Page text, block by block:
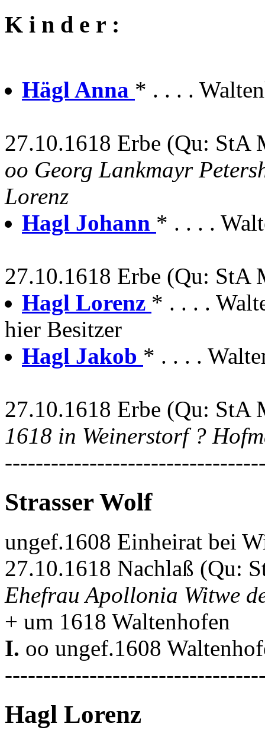
K i n d e r :
Hägl Anna * . . . .
27.10.1618 Erbe (Qu: StA
oo Georg Lankmayr
Lorenz
Hagl Johann * . . . .
27.10.1618 Erbe (Qu: StA
Hagl Lorenz * . . . .
hier Besitzer
Hagl Jakob * . . . .
27.10.1618 Erbe (Qu: StA
1618 in Weinerstorf ?
Strasser Wolf
ungef.1608 Einheirat bei
27.10.1618 Nachlaß (Qu:
Ehefrau Apollonia Witwe
+ um 1618 Waltenhofen
I. oo ungef.1608
Hagl Lorenz